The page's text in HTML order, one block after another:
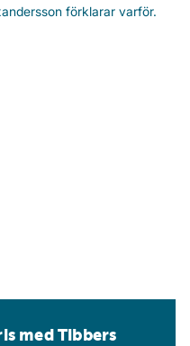
förklarar varför.
med Tibbers